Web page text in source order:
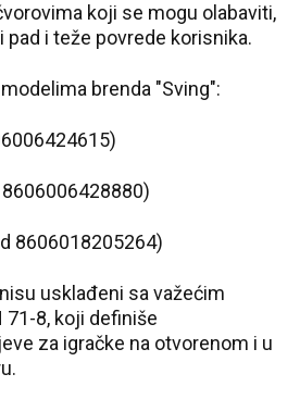
koji se mogu olabaviti,
i teže povrede korisnika.
brenda "Sving":
8606018205264)
usklađeni sa važećim
71-8, koji definiše
za igračke na otvorenom i u